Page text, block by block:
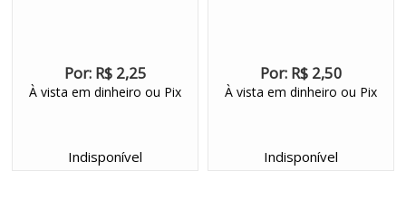
Por: R$ 2,25
À vista em dinheiro ou Pix
Indisponível
Por: R$ 2,50
À vista em dinheiro ou Pix
Indisponível